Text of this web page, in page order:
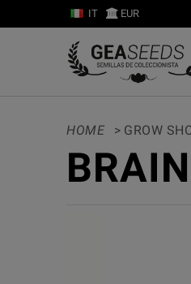
IT EUR
HOME > GROW